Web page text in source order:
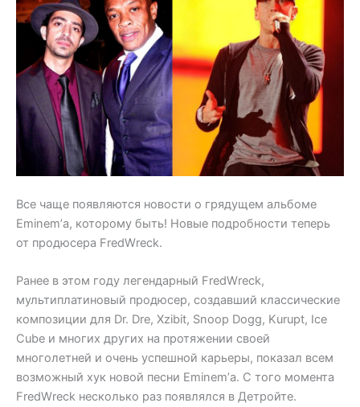
Все чаще появляются новости о грядущем альбоме
Eminem’а, которому быть! Новые подробности теперь
от продюсера FredWreck.
Ранее в этом году легендарный FredWreck,
мультиплатиновый продюсер, создавший классические
композиции для Dr. Dre, Xzibit, Snoop Dogg, Kurupt, Ice
Cube и многих других на протяжении своей
многолетней и очень успешной карьеры, показал всем
возможный хук новой песни Eminem’а. С того момента
FredWreck несколько раз появлялся в Детройте.